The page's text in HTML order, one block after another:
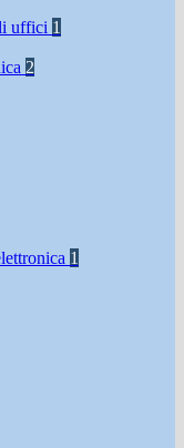
uffici 1
2
1